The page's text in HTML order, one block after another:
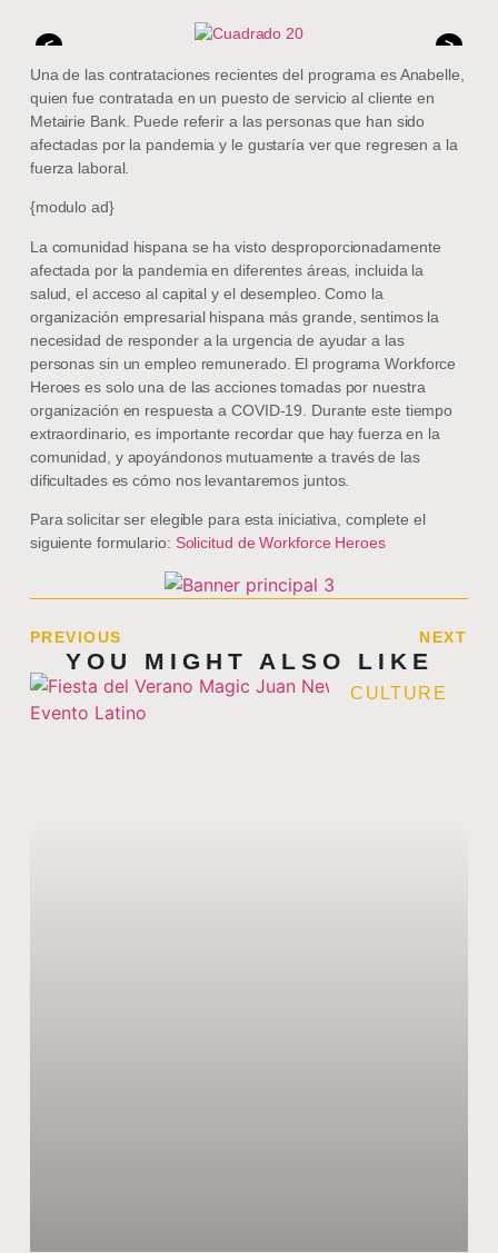
<
>
Una de las contrataciones recientes del programa es Anabelle,
quien fue contratada en un puesto de servicio al cliente en
Metairie Bank. Puede referir a las personas que han sido
afectadas por la pandemia y le gustaría ver que regresen a la
fuerza laboral.
{modulo ad}
La comunidad hispana se ha visto desproporcionadamente
afectada por la pandemia en diferentes áreas, incluida la
salud, el acceso al capital y el desempleo. Como la
organización empresarial hispana más grande, sentimos la
necesidad de responder a la urgencia de ayudar a las
personas sin un empleo remunerado. El programa Workforce
Heroes es solo una de las acciones tomadas por nuestra
organización en respuesta a COVID-19. Durante este tiempo
extraordinario, es importante recordar que hay fuerza en la
comunidad, y apoyándonos mutuamente a través de las
dificultades es cómo nos levantaremos juntos.
Para solicitar ser elegible para esta iniciativa, complete el
siguiente formulario: Solicitud de Workforce Heroes
PREVIOUS NEXT
YOU MIGHT ALSO LIKE
CULTURE